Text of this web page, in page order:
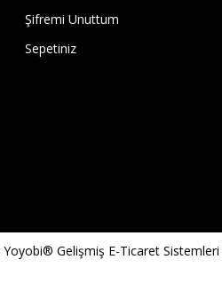
Şifremi Unuttum
Sepetiniz
Yoyobi® Gelişmiş E-Ticaret Sistemleri